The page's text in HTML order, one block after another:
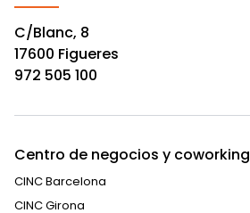
C/Blanc, 8
17600 Figueres
972 505 100
Centro de negocios y coworking
CINC Barcelona
CINC Girona